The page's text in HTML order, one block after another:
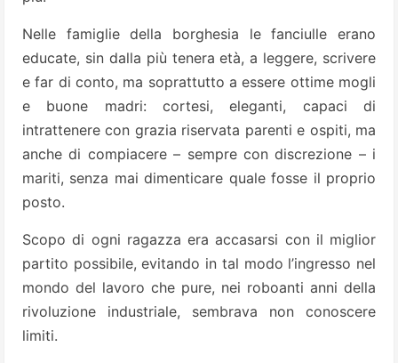
Nelle famiglie della borghesia le fanciulle erano
educate, sin dalla più tenera età, a leggere, scrivere
e far di conto, ma soprattutto a essere ottime mogli
e buone madri: cortesi, eleganti, capaci di
intrattenere con grazia riservata parenti e ospiti, ma
anche di compiacere – sempre con discrezione – i
mariti, senza mai dimenticare quale fosse il proprio
posto.
Scopo di ogni ragazza era accasarsi con il miglior
partito possibile, evitando in tal modo l’ingresso nel
mondo del lavoro che pure, nei roboanti anni della
rivoluzione industriale, sembrava non conoscere
limiti.